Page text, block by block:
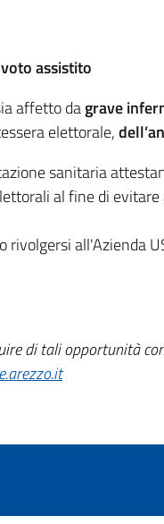
assistito
affetto dagrave
elettorale,
sanitaria
al fine di
all'Azienda
di tali opportunità